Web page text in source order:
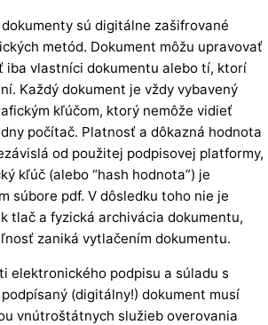
sú digitálne zašifrované
metód. Dokument môžu upravovať
iba vlastníci dokumentu alebo tí, ktorí
Každý dokument je vždy vybavený
kľúčom, ktorý nemôže vidieť
počítač. Platnosť a dôkazná hodnota
od použitej podpisovej platformy,
kľúč (alebo “hash hodnota”) je
súbore pdf. V dôsledku toho nie je
tlač a fyzická archivácia dokumentu,
zaniká vytlačením dokumentu.
elektronického podpisu a súladu s
(digitálny!) dokument musí
vnútroštátnych služieb overovania